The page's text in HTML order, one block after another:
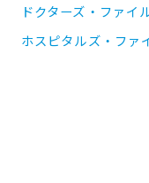
ドクターズ・ファイ
ホスピタルズ・ファ